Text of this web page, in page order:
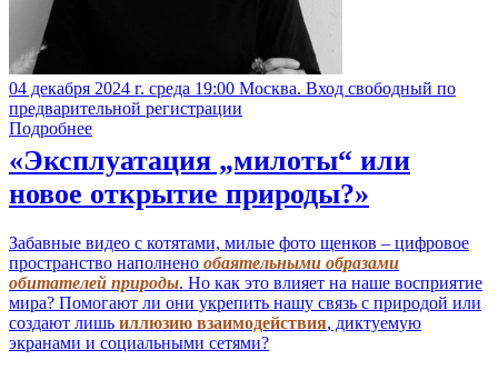
04 декабря 2024 г. среда 19:00 Москва. Вход свободный по
предварительной регистрации
Подробнее
«Эксплуатация „милоты“ или
новое открытие природы?»
Забавные видео с котятами, милые фото щенков – цифровое
пространство наполнено обаятельными образами
обитателей природы. Но как это влияет на наше восприятие
мира? Помогают ли они укрепить нашу связь с природой или
создают лишь иллюзию взаимодействия, диктуемую
экранами и социальными сетями?